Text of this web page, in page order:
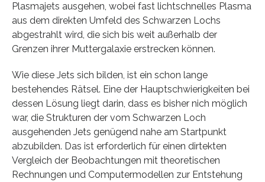
Plasmajets ausgehen, wobei fast lichtschnelles Plasma
aus dem direkten Umfeld des Schwarzen Lochs
abgestrahlt wird, die sich bis weit außerhalb der
Grenzen ihrer Muttergalaxie erstrecken können.
Wie diese Jets sich bilden, ist ein schon lange
bestehendes Rätsel. Eine der Hauptschwierigkeiten bei
dessen Lösung liegt darin, dass es bisher nich möglich
war, die Strukturen der vom Schwarzen Loch
ausgehenden Jets genügend nahe am Startpunkt
abzubilden. Das ist erforderlich für einen dirtekten
Vergleich der Beobachtungen mit theoretischen
Rechnungen und Computermodellen zur Entstehung